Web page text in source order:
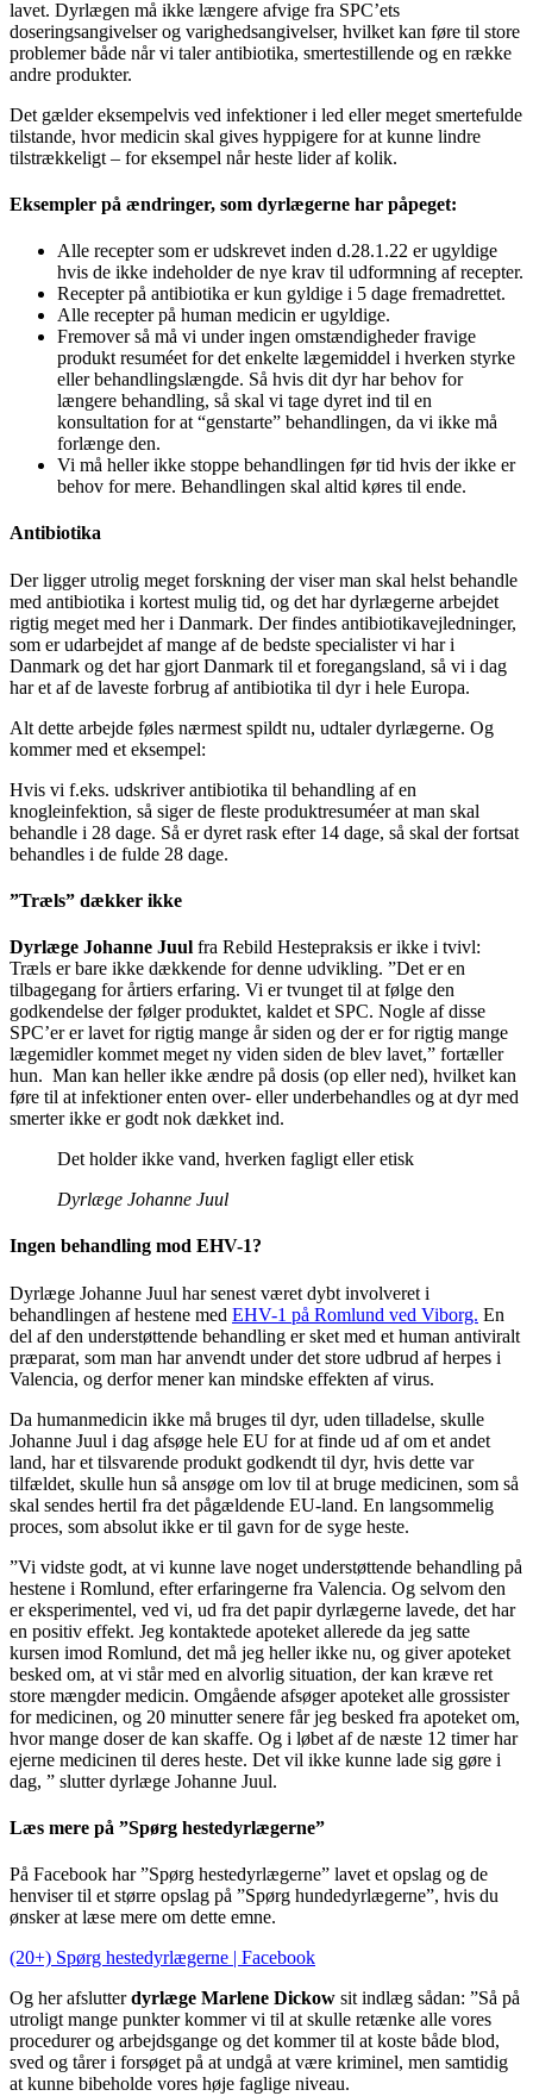
lavet. Dyrlægen må ikke længere afvige fra SPC’ets
doseringsangivelser og varighedsangivelser, hvilket kan føre til store
problemer både når vi taler antibiotika, smertestillende og en række
andre produkter.
Det gælder eksempelvis ved infektioner i led eller meget smertefulde
tilstande, hvor medicin skal gives hyppigere for at kunne lindre
tilstrækkeligt – for eksempel når heste lider af kolik.
Eksempler på ændringer, som dyrlægerne har påpeget:
Alle recepter som er udskrevet inden d.28.1.22 er ugyldige
hvis de ikke indeholder de nye krav til udformning af recepter.
Recepter på antibiotika er kun gyldige i 5 dage fremadrettet.
Alle recepter på human medicin er ugyldige.
Fremover så må vi under ingen omstændigheder fravige
produkt resuméet for det enkelte lægemiddel i hverken styrke
eller behandlingslængde. Så hvis dit dyr har behov for
længere behandling, så skal vi tage dyret ind til en
konsultation for at “genstarte” behandlingen, da vi ikke må
forlænge den.
Vi må heller ikke stoppe behandlingen før tid hvis der ikke er
behov for mere. Behandlingen skal altid køres til ende.
Antibiotika
Der ligger utrolig meget forskning der viser man skal helst behandle
med antibiotika i kortest mulig tid, og det har dyrlægerne arbejdet
rigtig meget med her i Danmark. Der findes antibiotikavejledninger,
som er udarbejdet af mange af de bedste specialister vi har i
Danmark og det har gjort Danmark til et foregangsland, så vi i dag
har et af de laveste forbrug af antibiotika til dyr i hele Europa.
Alt dette arbejde føles nærmest spildt nu, udtaler dyrlægerne. Og
kommer med et eksempel:
Hvis vi f.eks. udskriver antibiotika til behandling af en
knogleinfektion, så siger de fleste produktresuméer at man skal
behandle i 28 dage. Så er dyret rask efter 14 dage, så skal der fortsat
behandles i de fulde 28 dage.
”Træls” dækker ikke
Dyrlæge Johanne Juul fra Rebild Hestepraksis er ikke i tvivl:
Træls er bare ikke dækkende for denne udvikling. ”Det er en
tilbagegang for årtiers erfaring. Vi er tvunget til at følge den
godkendelse der følger produktet, kaldet et SPC. Nogle af disse
SPC’er er lavet for rigtig mange år siden og der er for rigtig mange
lægemidler kommet meget ny viden siden de blev lavet,” fortæller
hun. Man kan heller ikke ændre på dosis (op eller ned), hvilket kan
føre til at infektioner enten over- eller underbehandles og at dyr med
smerter ikke er godt nok dækket ind.
Det holder ikke vand, hverken fagligt eller etisk
Dyrlæge Johanne Juul
Ingen behandling mod EHV-1?
Dyrlæge Johanne Juul har senest været dybt involveret i
behandlingen af hestene med EHV-1 på Romlund ved Viborg. En
del af den understøttende behandling er sket med et human antiviralt
præparat, som man har anvendt under det store udbrud af herpes i
Valencia, og derfor mener kan mindske effekten af virus.
Da humanmedicin ikke må bruges til dyr, uden tilladelse, skulle
Johanne Juul i dag afsøge hele EU for at finde ud af om et andet
land, har et tilsvarende produkt godkendt til dyr, hvis dette var
tilfældet, skulle hun så ansøge om lov til at bruge medicinen, som så
skal sendes hertil fra det pågældende EU-land. En langsommelig
proces, som absolut ikke er til gavn for de syge heste.
”Vi vidste godt, at vi kunne lave noget understøttende behandling på
hestene i Romlund, efter erfaringerne fra Valencia. Og selvom den
er eksperimentel, ved vi, ud fra det papir dyrlægerne lavede, det har
en positiv effekt. Jeg kontaktede apoteket allerede da jeg satte
kursen imod Romlund, det må jeg heller ikke nu, og giver apoteket
besked om, at vi står med en alvorlig situation, der kan kræve ret
store mængder medicin. Omgående afsøger apoteket alle grossister
for medicinen, og 20 minutter senere får jeg besked fra apoteket om,
hvor mange doser de kan skaffe. Og i løbet af de næste 12 timer har
ejerne medicinen til deres heste. Det vil ikke kunne lade sig gøre i
dag, ” slutter dyrlæge Johanne Juul.
Læs mere på ”Spørg hestedyrlægerne”
På Facebook har ”Spørg hestedyrlægerne” lavet et opslag og de
henviser til et større opslag på ”Spørg hundedyrlægerne”, hvis du
ønsker at læse mere om dette emne.
(20+) Spørg hestedyrlægerne | Facebook
Og her afslutterdyrlæge Marlene Dickow sit indlæg sådan: ”Så på
utroligt mange punkter kommer vi til at skulle retænke alle vores
procedurer og arbejdsgange og det kommer til at koste både blod,
sved og tårer i forsøget på at undgå at være kriminel, men samtidig
at kunne bibeholde vores høje faglige niveau.